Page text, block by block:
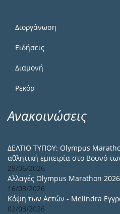
Διοργάνωση
Ειδήσεις
Διαμονή
Ρεκόρ
Ανακοινώσεις
ΔΕΛΤΙΟ ΤΥΠΟΥ: Olympus
αθλητική εμπειρία στο Βουνό
29/06/2026
Αλλαγές Olympus Marathon 2026
16/03/2026
Κόψη των Αετών - Melindra
02/03/2026